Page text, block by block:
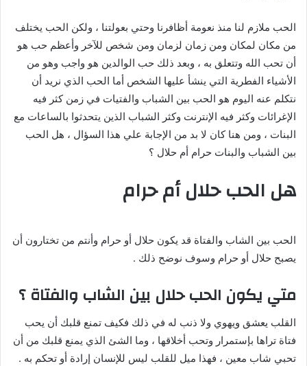
الحب ملازم لنا منذ نعومة أظافرنا وحتي بعولتنا ، ولكن الحب يختلف
من مكان لمكان ومن زمان لزمان ومن شخص للآخر وأعظم حب هو
أن تحب الله وتتعلق به ، وبعد ذلك حب الوالدين هو واجب وهو من
الأشياء الفطرية التي ينشأ عليها الشخص أما الحب الذي نريد أن
نتكلم عنه اليوم هو الحب بين الشباب والفتيات في زمن كثر فيه
الإغرائات وكثر فيه الإنترنت وكثر الشباب الذين يتحدثوا بالساعات مع
البنات ، ومن هنا كان لا بد من الإجابة علي هذا السؤال ، هل الحب
بين الشباب والبنات حرام أم حلال ؟
هل الحب حلال أم حرام
الحب بين الشاب والفتاة قد يكون حلال أو حرام وأنتم من تختارون أن
يصبح حلال أو حرام وسوف نوضح ذلك .
متي يكون الحب حلال بين الشاب والفتاة ؟
القلب يعشق ويهوي ولا ذنب له في ذلك فكيف تمنع قلبك أن يحب
فتاة تراها بإستمرار وتحب أخلاقها ، وما الشئ الذي يمنع قلبك من أن
تحبي شاب معين ، فهذا ميل للقلب ليس للإنسان إرادة أو تحكم به .